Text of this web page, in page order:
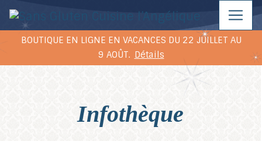
BOUTIQUE EN LIGNE EN VACANCES DU 22 JUILLET AU
9 AOÛT. Détails
infothèque